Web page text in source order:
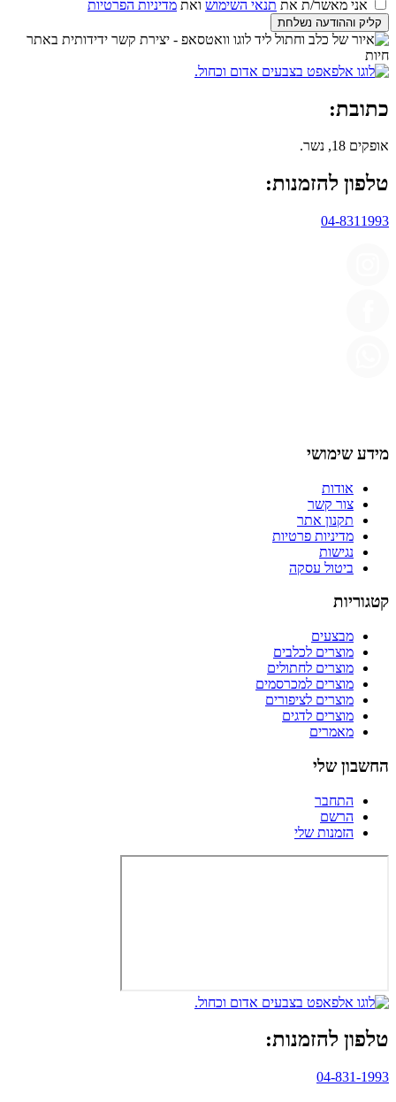
אני מאשר/ת את תנאי השימוש ואת מדיניות הפרטיות
קליק וההודעה נשלחת
כתובת:
אופקים 18, נשר.
טלפון להזמנות:
04-8311993
מידע שימושי
אודות
צור קשר
תקנון אתר
מדיניות פרטיות
נגישות
ביטול עסקה
קטגוריות
מבצעים
מוצרים לכלבים
מוצרים לחתולים
מוצרים למכרסמים
מוצרים לציפורים
מוצרים לדגים
מאמרים
החשבון שלי
התחבר
הרשם
הזמנות שלי
טלפון להזמנות:
04-831-1993